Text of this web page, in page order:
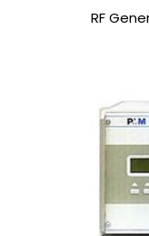
RF